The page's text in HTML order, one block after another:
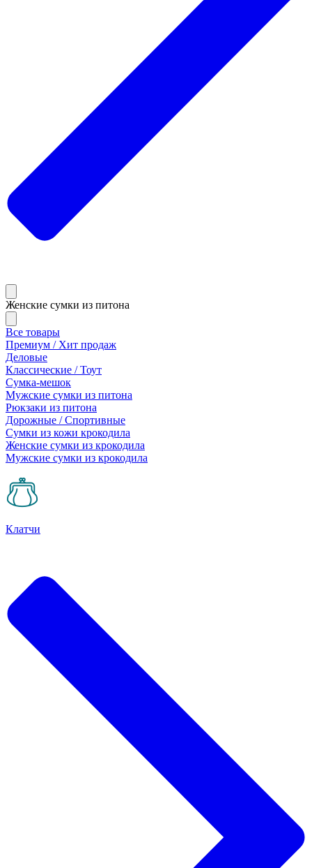
Женские сумки из питона
Все товары
Премиум / Хит продаж
Деловые
Классические / Тоут
Сумка-мешок
Мужские сумки из питона
Рюкзаки из питона
Дорожные / Спортивные
Сумки из кожи крокодила
Женские сумки из крокодила
Мужские сумки из крокодила
Клатчи